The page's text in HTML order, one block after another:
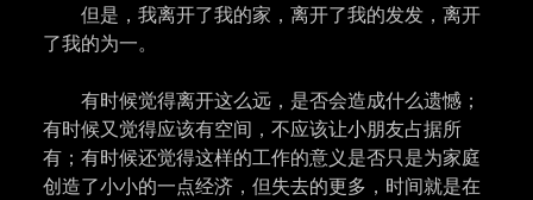
但是，我离开了我的家，离开了我的发发，离开
了我的为一。
有时候觉得离开这么远，是否会造成什么遗憾；
有时候又觉得应该有空间，不应该让小朋友占据所
有；有时候还觉得这样的工作的意义是否只是为家庭
创造了小小的一点经济，但失去的更多，时间就是在